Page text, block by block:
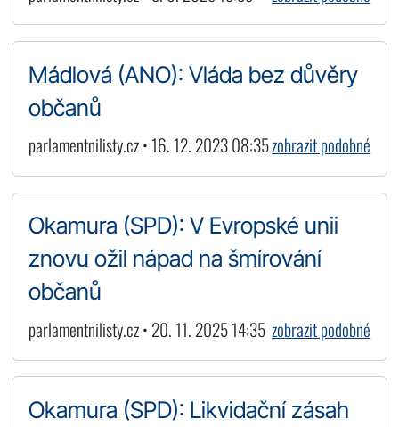
Mádlová (ANO): Vláda bez důvěry
občanů
parlamentnilisty.cz • 16. 12. 2023 08:35zobrazit podobné
Okamura (SPD): V Evropské unii
znovu ožil nápad na šmírování
občanů
parlamentnilisty.cz • 20. 11. 2025 14:35 zobrazit podobné
Okamura (SPD): Likvidační zásah